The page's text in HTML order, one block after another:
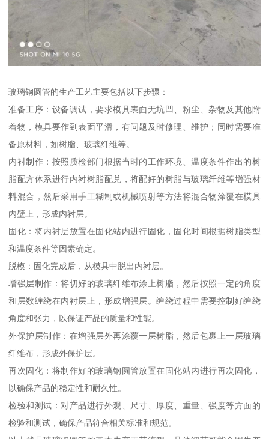
玻璃钢圆管的生产工艺主要包括以下步骤：
准备工序：设备调试，要求模具表面无坑凹、粉尘、杂物及其他附
着物，模具要作到表面平滑，有问题及时修理、维护；同时需要准
备原材料，如树脂、玻璃纤维等。
内衬制作：按照质检部门根据当时的工作环境、温度条件作出的树
脂配方体系进行内衬树脂配兑，将配好的树脂与玻璃纤维等增强材
料混合，然后采用手工糊制或机械喷射等方法将混合物涂覆在模具
内壁上，形成内衬层。
固化：将内衬层放置在固化站内进行固化，固化时间根据树脂类型
和温度条件等因素确定。
脱模：固化完成后，从模具中脱出内衬层。
增强层制作：将切好的玻璃纤维布涂上树脂，然后按照一定的角度
和层数缠绕在内衬层上，形成增强层。缠绕过程中需要控制好缠绕
角度和张力，以保证产品的质量和性能。
外保护层制作：在增强层外再涂覆一层树脂，然后包裹上一层玻璃
纤维布，形成外保护层。
再次固化：将制作好的玻璃钢圆管放置在固化站内进行再次固化，
以确保产品的稳定性和耐久性。
检验和测试：对产品进行外观、尺寸、厚度、重量、强度等方面的
检验和测试，确保产品符合相关标准和规范。